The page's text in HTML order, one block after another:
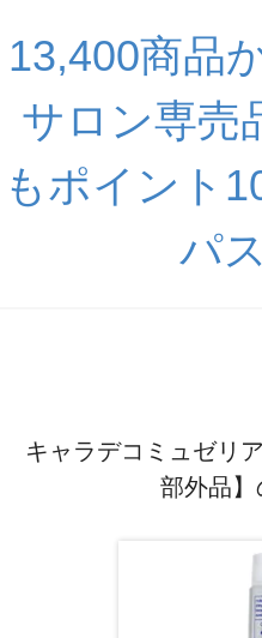
13,400商品
サロン専売
もポイント
パ
キャラデコミュゼリ
部外品】